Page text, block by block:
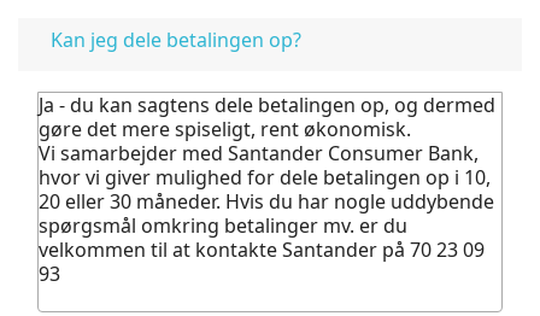
Kan jeg dele betalingen op?
Ja - du kan sagtens dele betalingen op, og dermed
gøre det mere spiseligt, rent økonomisk.
Vi samarbejder med Santander Consumer Bank,
hvor vi giver mulighed for dele betalingen op i 10,
20 eller 30 måneder. Hvis du har nogle uddybende
spørgsmål omkring betalinger mv. er du
velkommen til at kontakte Santander på 70 23 09
93